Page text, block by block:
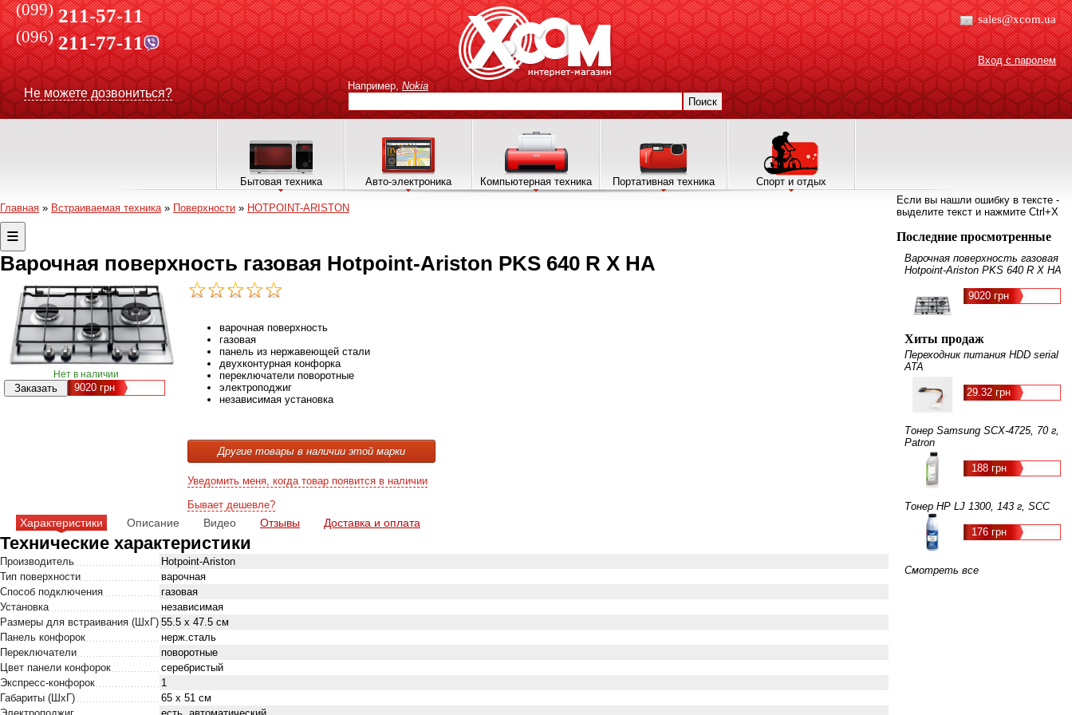
(099) 211-57-11
(096)211-77-11
Не можете дозвониться?
sales@xcom.ua
Вход с паролем
Например, Nokia
Поиск
Бытовая техника Авто-электроника Компьютерная техника Портативная техника Спорт и отдых
Главная » Встраиваемая техника» Поверхности » HOTPOINT-ARISTON
Варочная поверхность газовая Hotpoint-Ariston PKS 640 R X HA
Нет в наличии
9020 грн
варочная поверхность
газовая
панель из нержавеющей стали
двухконтурная конфорка
переключатели поворотные
электроподжиг
независимая установка
Другие товары в наличии этой марки
Уведомить меня, когда товар появится в наличии
Бывает дешевле?
Характеристики Описание Видео Отзывы Доставка и оплата
Технические характеристики
Производитель
Hotpoint-Ariston
Тип поверхности
варочная
Способ подключения
газовая
Установка
независимая
Размеры для встраивания (ШхГ) 55.5 x 47.5 см
Панель конфорок
нерж.сталь
Переключатели
поворотные
Цвет панели конфорок
серебристый
Экспресс-конфорок
1
Габариты (ШхГ)
65 x 51 см
Если вы нашли ошибку в тексте -
выделите текст и нажмите Ctrl+X
Последние просмотренные
Варочная поверхность газовая
Hotpoint-Ariston PKS 640 R X HA
9020 грн
Хиты продаж
Переходник питания HDD serial
ATA
29.32 грн
Тонер Samsung SCX-4725, 70 г,
Patron
188 грн
Тонер HP LJ 1300, 143 г, SCC
176 грн
Смотреть все